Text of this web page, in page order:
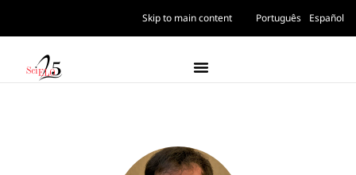
Skip to main content Português Español